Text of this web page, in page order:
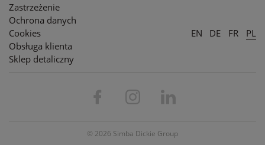
Zastrzeżenie
Ochrona danych
Cookies
Obsługa klienta
Sklep detaliczny
EN DE FR PL
© 2026 Simba Dickie Group